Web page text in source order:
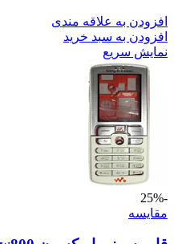
افزودن به علاقه مندی
افزودن به سبد خرید
نمایش سریع
-25%
مقايسه